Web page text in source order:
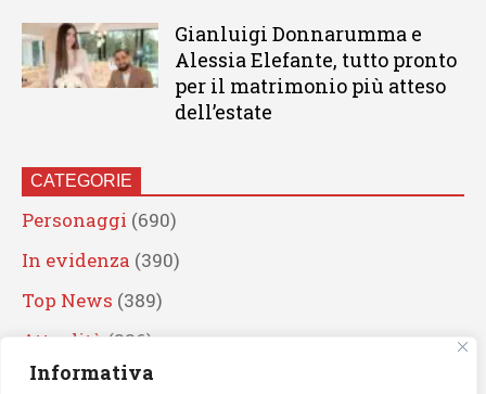
Informativa
Gianluigi Donnarumma e
Alessia Elefante, tutto pronto
per il matrimonio più atteso
dell’estate
CATEGORIE
Personaggi (690)
In evidenza (390)
Top News (389)
Attualità (336)
Eventi(330)